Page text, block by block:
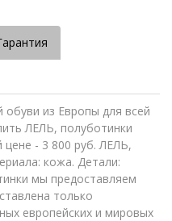
из Европы для всей
ЛЕЛЬ, полуботинки
- 3 800 руб. ЛЕЛЬ,
кожа. Детали:
мы предоставляем
только
европейских и мировых